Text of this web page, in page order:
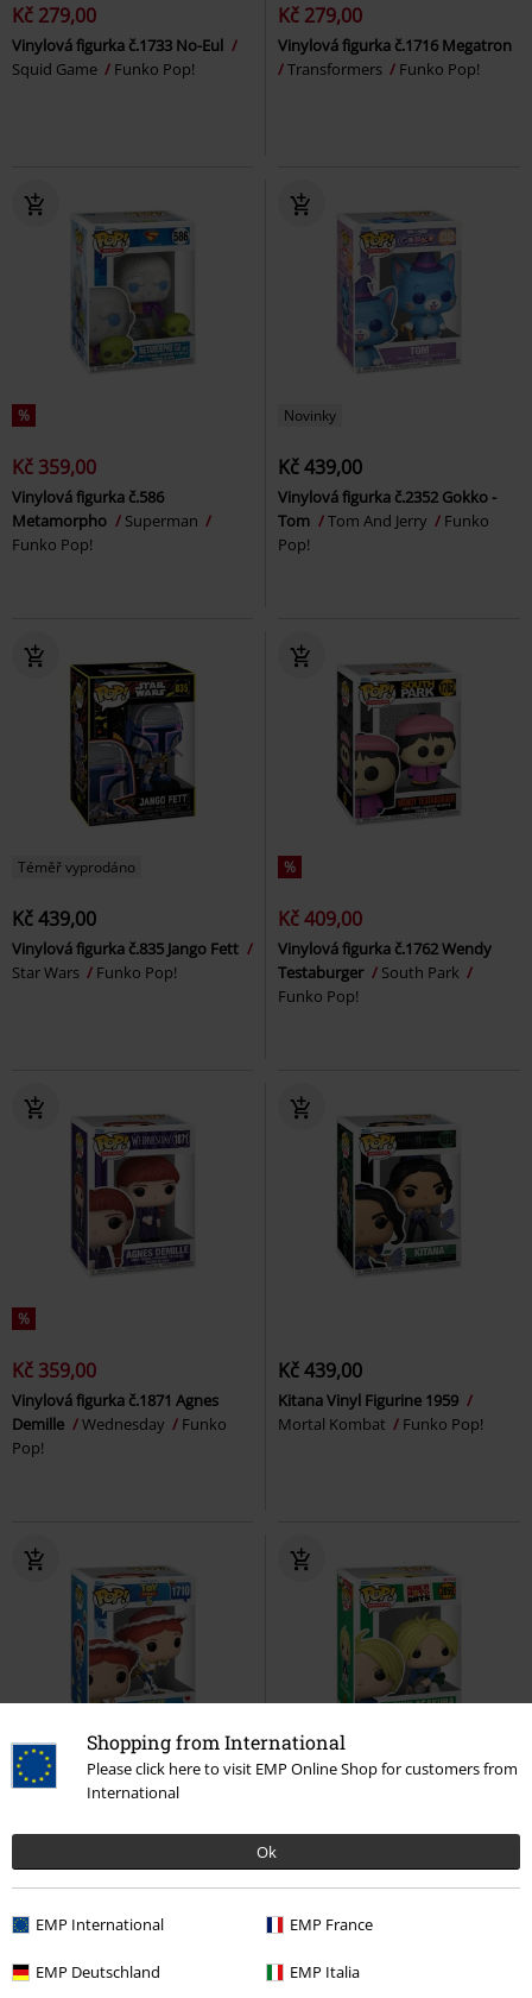
Shopping from International
Please click here to visit EMP Online Shop for customers from
International
Ok
EMP International EMP France
EMP Deutschland EMP Italia
Kč 279,00
Vinylová figurka č.1733 No-Eul
Squid Game
Funko Pop!
Kč 279,00
Vinylová figurka č.1716 Megatron
Transformers
Funko Pop!
%
Kč 359,00
Vinylová figurka č.586
Metamorpho
Superman
Funko Pop!
Novinky
Kč 439,00
Vinylová figurka č.2352 Gokko -
Tom
Tom And Jerry
Funko
Pop!
Téměř vyprodáno
Kč 439,00
Vinylová figurka č.835 Jango Fett
Star Wars
Funko Pop!
%
Kč 409,00
Vinylová figurka č.1762 Wendy
Testaburger
South Park
Funko Pop!
%
Kč 359,00
Vinylová figurka č.1871 Agnes
Demille
Wednesday
Funko
Pop!
Kč 439,00
Kitana Vinyl Figurine 1959
Mortal Kombat
Funko Pop!
%
Toy Story
Funko Pop!
%
Sakamoto Days
Funko Pop!